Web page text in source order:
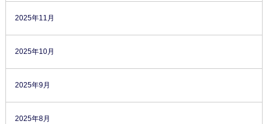
2025年11月
2025年10月
2025年9月
2025年8月